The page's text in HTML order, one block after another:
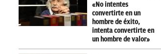
«No intentes
convertirte en un
hombre de éxito,
intenta convertirte en
un hombre de valor»